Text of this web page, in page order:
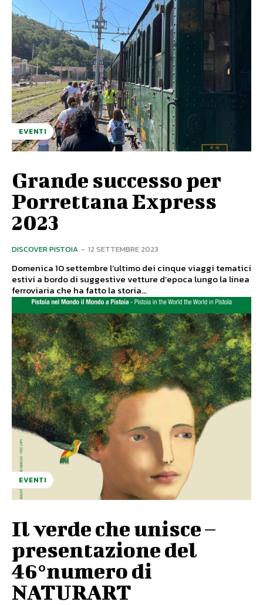
EVENTI
Grande successo per
Porrettana Express
2023
DISCOVER PISTOIA - 12 SETTEMBRE 2023
Domenica 10 settembre l’ultimo dei cinque viaggi tematici
estivi a bordo di suggestive vetture d’epoca lungo la linea
ferroviaria che ha fatto la storia...
EVENTI
Il verde che unisce –
presentazione del
46°numero di
NATURART